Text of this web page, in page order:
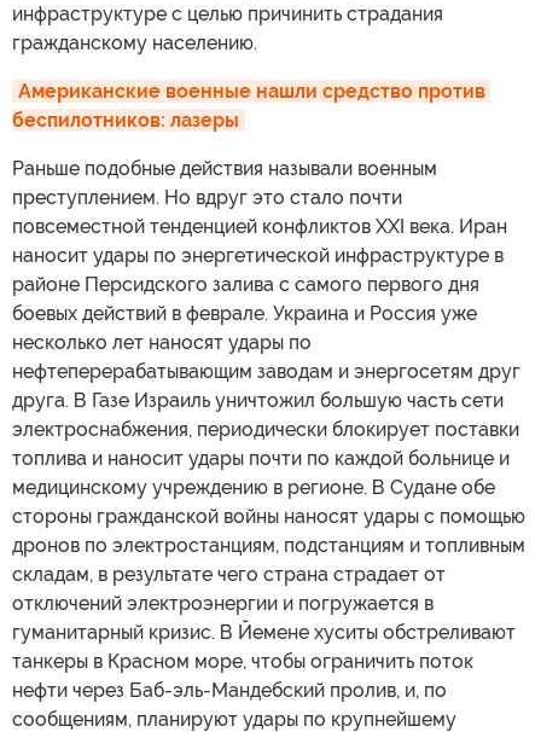
инфраструктуре с целью причинить страдания
гражданскому населению.
Американские военные нашли средство против
беспилотников: лазеры
Раньше подобные действия называли военным
преступлением. Но вдруг это стало почти
повсеместной тенденцией конфликтов XXI века. Иран
наносит удары по энергетической инфраструктуре в
районе Персидского залива с самого первого дня
боевых действий в феврале. Украина и Россия уже
несколько лет наносят удары по
нефтеперерабатывающим заводам и энергосетям друг
друга. В Газе Израиль уничтожил большую часть сети
электроснабжения, периодически блокирует поставки
топлива и наносит удары почти по каждой больнице и
медицинскому учреждению в регионе. В Судане обе
стороны гражданской войны наносят удары с помощью
дронов по электростанциям, подстанциям и топливным
складам, в результате чего страна страдает от
отключений электроэнергии и погружается в
гуманитарный кризис. В Йемене хуситы обстреливают
танкеры в Красном море, чтобы ограничить поток
нефти через Баб-эль-Мандебский пролив, и, по
сообщениям, планируют удары по крупнейшему